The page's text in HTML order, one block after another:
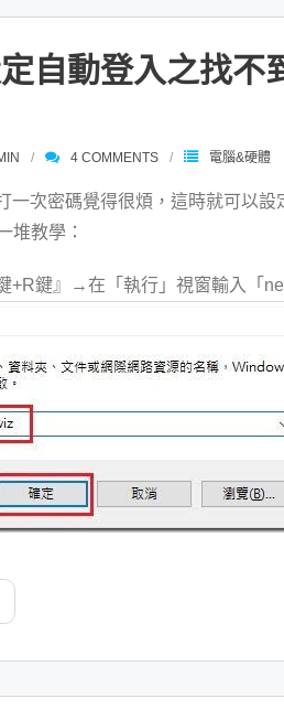
自動登入之找不
4 COMMENTS 電腦&硬體
一次密碼覺得很煩，這時就可以
堆教學：
+R鍵』→在「執行」視窗輸入「